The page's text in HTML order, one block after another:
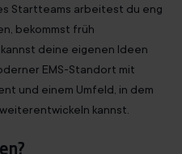
Startteams arbeitest du eng
bekommst früh
deine eigenen Ideen
EMS-Standort mit
und einem Umfeld, in dem
kannst.